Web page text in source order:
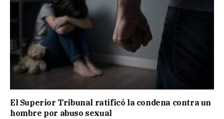
El Superior Tribunal ratificó la condena contra un
hombre por abuso sexual